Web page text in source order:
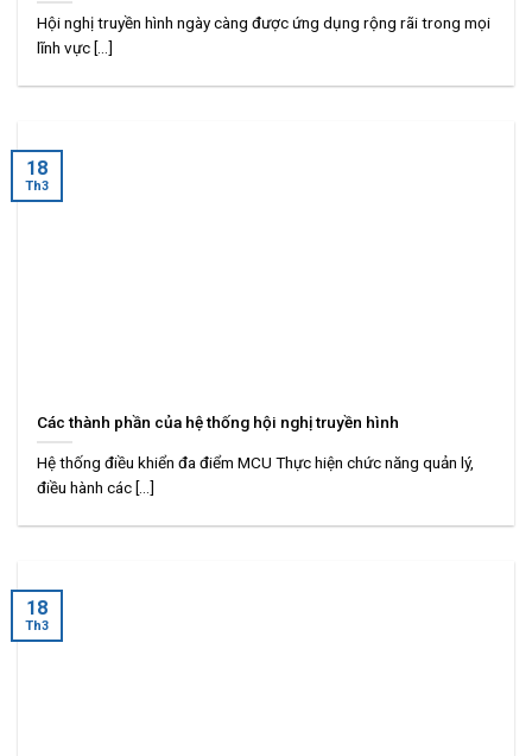
Hội nghị truyền hình ngày càng được ứng dụng rộng rãi trong mọi
lĩnh vực [...]
Các thành phần của hệ thống hội nghị truyền hình
Hệ thống điều khiển đa điểm MCU Thực hiện chức năng quản lý,
điều hành các [...]
18
Th3
18
Th3